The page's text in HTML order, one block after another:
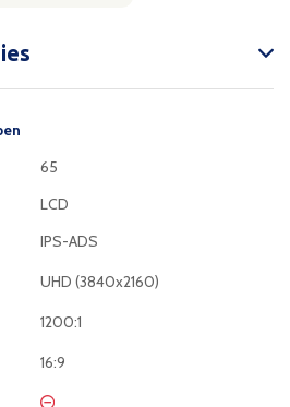
65
LCD
IPS-ADS
UHD (3840x2160)
1200:1
16:9